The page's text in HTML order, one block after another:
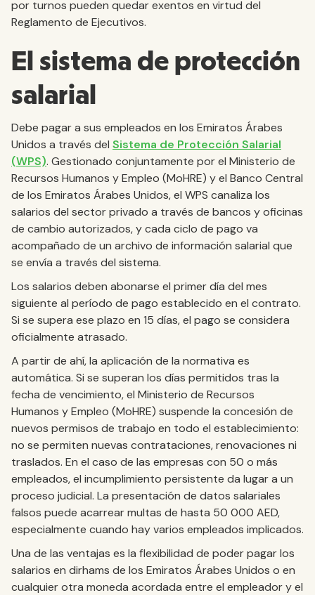
por turnos pueden quedar exentos en virtud del
Reglamento de Ejecutivos.
El sistema de protección
salarial
Debe pagar a sus empleados en los Emiratos Árabes
Unidos a través del Sistema de Protección Salarial
(WPS). Gestionado conjuntamente por el Ministerio de
Recursos Humanos y Empleo (MoHRE) y el Banco Central
de los Emiratos Árabes Unidos, el WPS canaliza los
salarios del sector privado a través de bancos y oficinas
de cambio autorizados, y cada ciclo de pago va
acompañado de un archivo de información salarial que
se envía a través del sistema.
Los salarios deben abonarse el primer día del mes
siguiente al período de pago establecido en el contrato.
Si se supera ese plazo en 15 días, el pago se considera
oficialmente atrasado.
A partir de ahí, la aplicación de la normativa es
automática. Si se superan los días permitidos tras la
fecha de vencimiento, el Ministerio de Recursos
Humanos y Empleo (MoHRE) suspende la concesión de
nuevos permisos de trabajo en todo el establecimiento:
no se permiten nuevas contrataciones, renovaciones ni
traslados. En el caso de las empresas con 50 o más
empleados, el incumplimiento persistente da lugar a un
proceso judicial. La presentación de datos salariales
falsos puede acarrear multas de hasta 50 000 AED,
especialmente cuando hay varios empleados implicados.
Una de las ventajas es la flexibilidad de poder pagar los
salarios en dirhams de los Emiratos Árabes Unidos o en
cualquier otra moneda acordada entre el empleador y el